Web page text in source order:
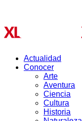
Actualidad
Conocer
Arte
Aventura
Ciencia
Cultura
Historia